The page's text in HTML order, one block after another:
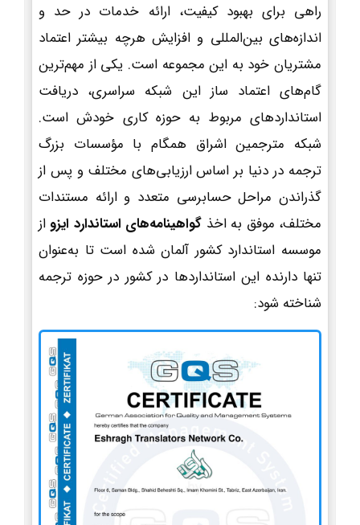
راهی برای بهبود کیفیت، ارائه خدمات در حد و
اندازه‌های بین‌المللی و افزایش هرچه بیشتر اعتماد
مشتریان خود به این مجموعه است. یکی از مهم‌ترین
گام‌های اعتماد ساز این شبکه سراسری، دریافت
استانداردهای مربوط به حوزه کاری خودش است.
شبکه مترجمین اشراق همگام با مؤسسات بزرگ
ترجمه در دنیا بر اساس ارزیابی‌های مختلف و پس از
گذراندن مراحل حسابرسی متعدد و ارائه مستندات
مختلف، موفق به اخذ گواهینامه‌های استاندارد ایزو از
موسسه استاندارد کشور آلمان شده است تا به‌عنوان
تنها دارنده این استانداردها در کشور در حوزه ترجمه
شناخته شود: